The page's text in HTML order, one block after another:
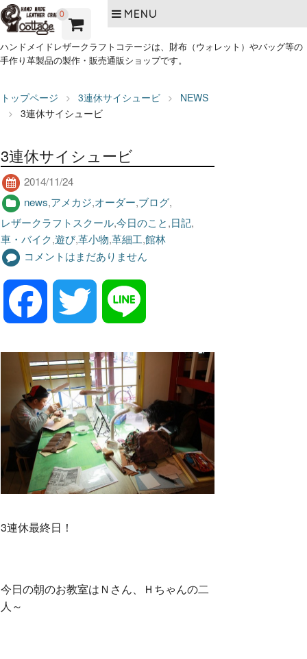
0 MENU
ハンドメイドレザークラフトコテージは、財布（ウォレット）やバッグ等の
手作り革製品の製作・販売通販ショップです。
トップページ 3連休サイシュービ
NEWS
3連休サイシュービ
3連休サイシュービ
2014/11/24
news,アメカジ,オーダー,ブログ,
レザークラフトスクール,今日のこと,日記,
車・バイク,遊び,革小物,革細工,館林
コメントはまだありません
c
e
b
o
i
t
t
e
3連休最終日！
今日の朝のお教室はＮさん、Ｈちゃんの二
人～